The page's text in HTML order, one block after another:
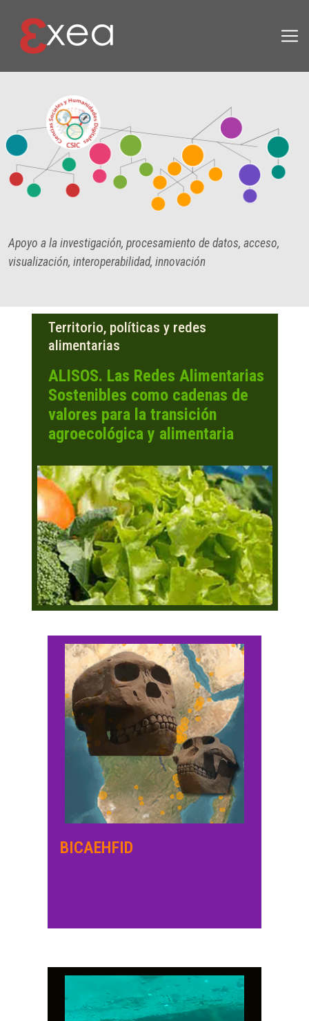
Pasar al contenido principal
Apoyo a la investigación, procesamiento de datos, acceso,
visualización, interoperabilidad, innovación
Territorio, políticas y redes
alimentarias
ALISOS. Las Redes Alimentarias
Sostenibles como cadenas de
valores para la transición
agroecológica y alimentaria
BICAEHFID